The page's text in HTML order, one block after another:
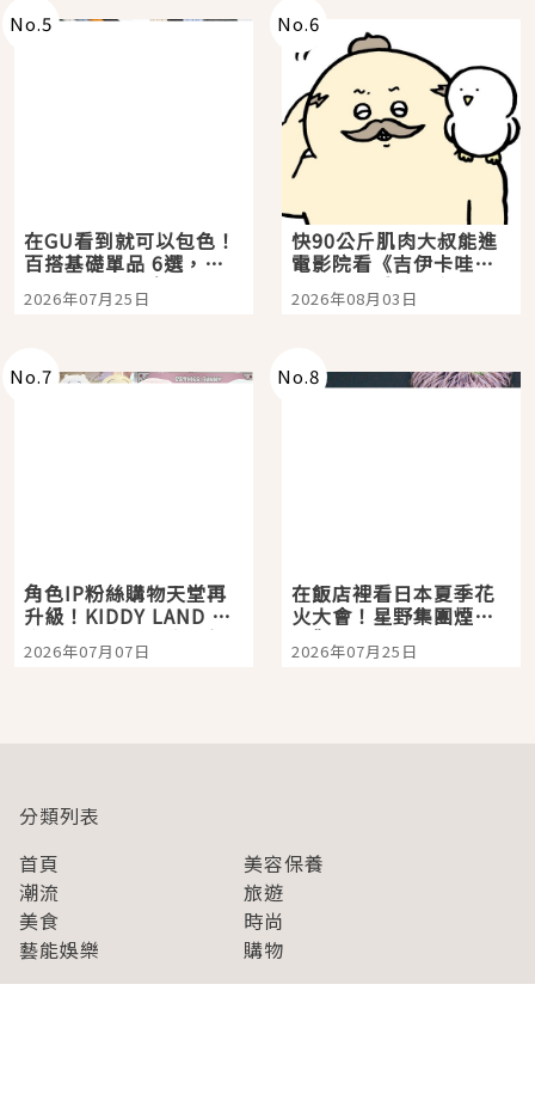
No.5
在GU看到就可以包色！
百搭基礎單品 6選，閉
眼全收也不心疼
2026年07月25日
No.6
快90公斤肌肉大叔能進
電影院看《吉伊卡哇》
嗎？日本重金屬樂團
「打首」會長與nagano
2026年08月03日
No.7
角色IP粉絲購物天堂再
升級！KIDDY LAND 原
宿店吉伊卡哇迎客，新
開幕 OMOKADO 店3分
2026年07月07日
No.8
在飯店裡看日本夏季花
火大會！星野集團煙火
景觀飯店6選，讓你不用
人擠人悠閒欣賞
2026年07月25日
分類列表
首頁
美容保養
潮流
旅遊
美食
時尚
藝能娛樂
購物